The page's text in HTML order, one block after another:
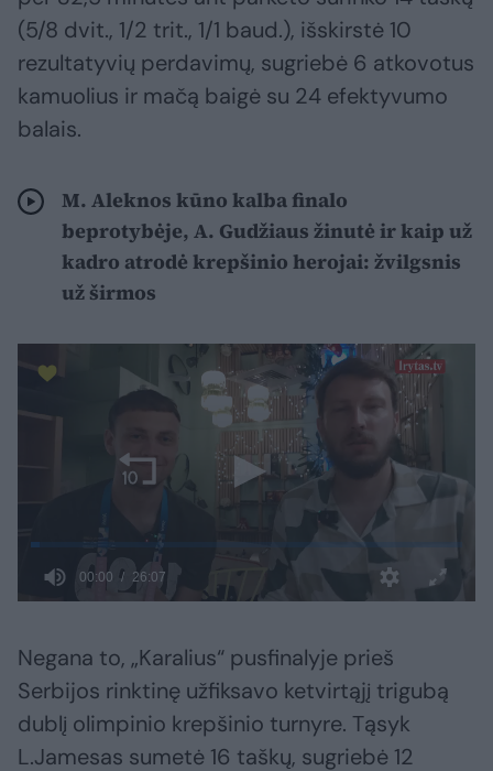
(5/8 dvit., 1/2 trit., 1/1 baud.), išskirstė 10
rezultatyvių perdavimų, sugriebė 6 atkovotus
kamuolius ir mačą baigė su 24 efektyvumo
balais.
M. Aleknos kūno kalba finalo
beprotybėje, A. Gudžiaus žinutė ir kaip už
kadro atrodė krepšinio herojai: žvilgsnis
už širmos
Negana to, „Karalius“ pusfinalyje prieš
Serbijos rinktinę užfiksavo ketvirtąjį trigubą
dublį olimpinio krepšinio turnyre. Tąsyk
L.Jamesas sumetė 16 taškų, sugriebė 12